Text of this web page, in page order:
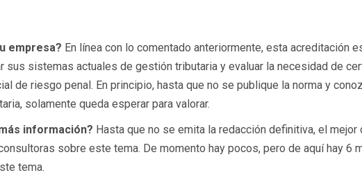
empresa? En línea con lo comentado anteriormente, esta acreditación
sus sistemas actuales de gestión tributaria y evaluar la necesidad de
de riesgo penal. En principio, hasta que no se publique la norma y
solamente queda esperar para valorar.
información? Hasta que no se emita la redacción definitiva, el mejor
sobre este tema. De momento hay pocos, pero de aquí hay 6
tema.